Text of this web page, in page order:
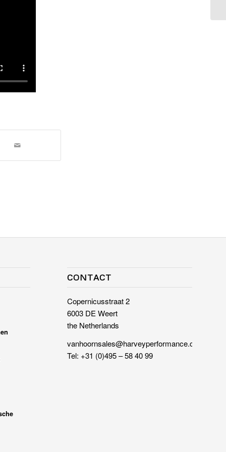
CONTACT
Copernicusstraat 2
6003 DE Weert
the Netherlands
vanhoornsales@harveyperformance.com
Tel: +31 (0)495 – 58 40 99